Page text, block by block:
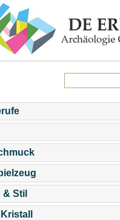
& Stil